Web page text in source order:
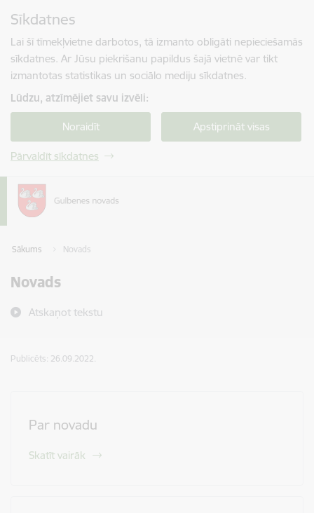
Sīkdatnes
Lai šī tīmekļvietne darbotos, tā izmanto obligāti nepieciešamās
sīkdatnes. Ar Jūsu piekrišanu papildus šajā vietnē var tikt
izmantotas statistikas un sociālo mediju sīkdatnes.
Lūdzu, atzīmējiet savu izvēli:
Noraidīt Apstiprināt visas
Pārvaldīt sīkdatnes
Sākums Novads
Novads
Atskaņot tekstu
Publicēts: 26.09.2022.
Par novadu
Skatīt vairāk